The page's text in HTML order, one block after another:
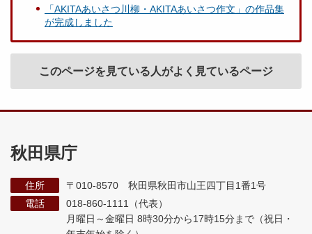
「AKITAあいさつ川柳・AKITAあいさつ作文」の作品集
が完成しました
このページを見ている人がよく見ているページ
秋田県庁
住所
〒010-8570 秋田県秋田市山王四丁目1番1号
電話
018-860-1111（代表）
月曜日～金曜日 8時30分から17時15分まで （祝日・